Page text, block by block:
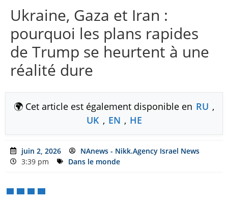
Ukraine, Gaza et Iran :
pourquoi les plans rapides
de Trump se heurtent à une
réalité dure
🌍 Cet article est également disponible en RU ,
UK , EN , HE
juin 2, 2026
NAnews - Nikk.Agency Israel News
3:39 pm
Dans le monde